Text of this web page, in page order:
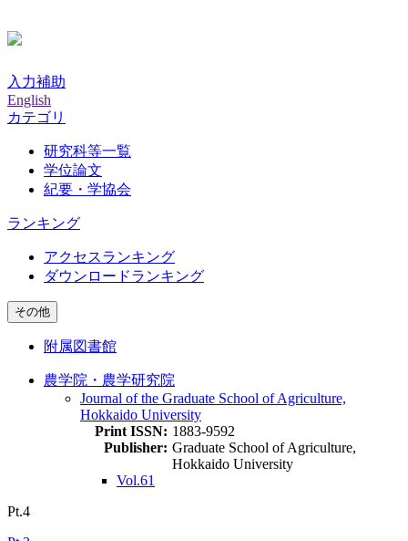
入力補助
English
カテゴリ
研究科等一覧
学位論文
紀要・学協会
ランキング
アクセスランキング
ダウンロードランキング
その他
附属図書館
農学院・農学研究院
Journal of the Graduate School of Agriculture,
Hokkaido University
Print ISSN: 1883-9592
Publisher: Graduate School of Agriculture,
Hokkaido University
Vol.61
Pt.4